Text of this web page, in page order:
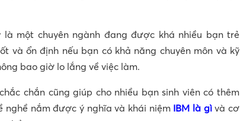
một chuyên ngành đang được khá nhiều bạn trẻ
và ổn định nếu bạn có khả năng chuyên môn và kỹ
bao giờ lo lắng về việc làm.
chắn cũng giúp cho nhiều bạn sinh viên có thêm
nghề nắm được ý nghĩa và khái niệm IBM là gìvà cơ